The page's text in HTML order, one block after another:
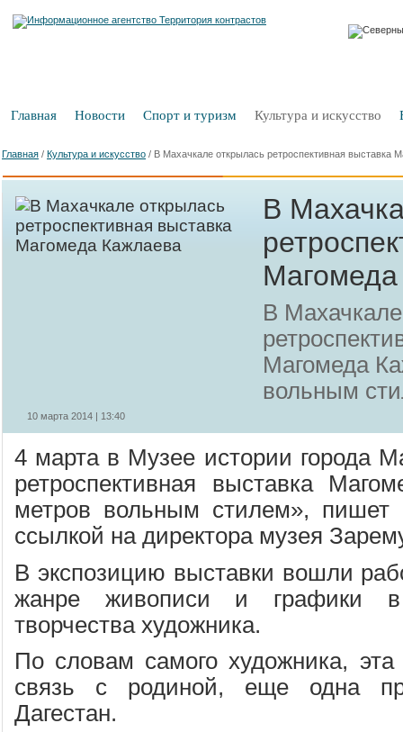
Главная Новости Спорт и туризм Культура и искусство
Главная / Культура и искусство / В Махачкале открылась ретроспективная выставка
В
В
Магомеда
вольным
10 марта 2014 | 13:40
4 марта в Музее истории города
ретроспективная выставка
метров вольным стилем», пишет
ссылкой на директора музея
В экспозицию выставки вошли
жанре живописи и графики
творчества художника.
По словам самого художника,
связь с родиной, еще одна
Дагестан.